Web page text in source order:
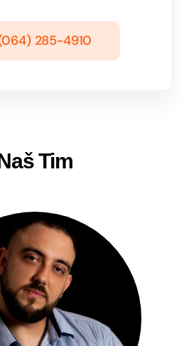
285-4910
Tim